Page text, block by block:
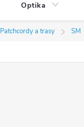
Optika
Patchcordy a trasy SM